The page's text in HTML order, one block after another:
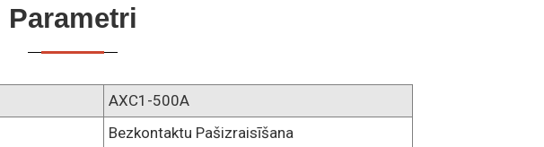
Parametri
AXC1-500A
Bezkontaktu Pašizraisīšana